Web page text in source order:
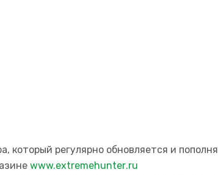
который регулярно обновляется и
www.extremehunter.ru